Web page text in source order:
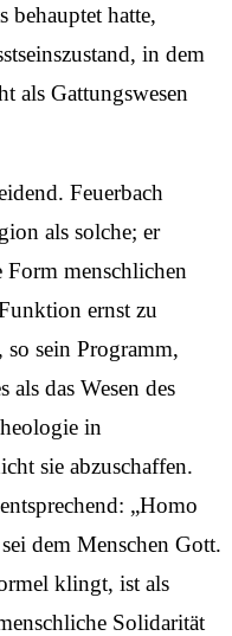
behauptet hatte,
in dem
als Gattungswesen
Feuerbach
als solche; er
Form menschlichen
ernst zu
sein Programm,
als das Wesen des
in
sie abzuschaffen.
„Homo
dem Menschen Gott.
klingt, ist als
Solidarität